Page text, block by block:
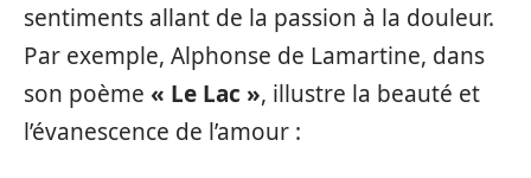
sentiments allant de la passion à la douleur.
Par exemple, Alphonse de Lamartine, dans
son poème « Le Lac », illustre la beauté et
l’évanescence de l’amour :